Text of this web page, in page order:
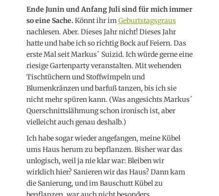
Ende Junin und Anfang Juli sind für mich immer
so eine Sache. Könnt ihr imGeburtstagsgraus
nachlesen. Aber. Dieses Jahr nicht! Dieses Jahr
hatte und habe ich so richtig Bock auf Feiern. Das
erste Mal seit Markus´ Suizid. Ich würde gerne eine
riesige Gartenparty veranstalten. Mit wehenden
Tischtüchern und Stoffwimpeln und
Blumenkränzen und barfuß tanzen, bis ich sie
nicht mehr spüren kann. (Was angesichts Markus´
Querschnittslähmung schon ironisch ist, aber
vielleicht auch genau deshalb.)
Ich habe sogar wieder angefangen, meine Kübel
ums Haus herum zu bepflanzen. Bisher war das
unlogisch, weil ja nie klar war: Bleiben wir
wirklich hier? Sanieren wir das Haus? Dann kam
die Sanierung, und im Bauschutt Kübel zu